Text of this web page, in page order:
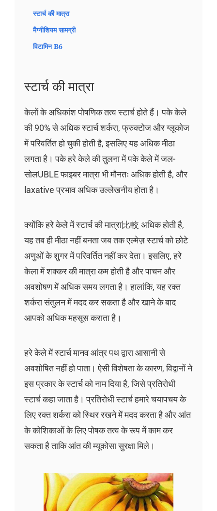
स्टार्च की मात्रा
मैग्नीशियम सामग्री
विटामिन B6
स्टार्च की मात्रा
केलों के अधिकांश पोषणिक तत्व स्टार्च होते हैं। पके केले
की 90% से अधिक स्टार्च शर्करा, फ्रुक्टोज और ग्लूकोज
में परिवर्तित हो चुकी होती है, इसलिए यह अधिक मीठा
लगता है। पके हरे केले की तुलना में पके केले में जल-
सोलUBLE फाइबर मात्रा भी मौनतः अधिक होती है, और
laxative प्रभाव अधिक उल्लेखनीय होता है।
क्योंकि हरे केले में स्टार्च की मात्रा比較 अधिक होती है,
यह तब ही मीठा नहीं बनता जब तक एल्मेज़ स्टार्च को छोटे
अणुओं के शुगर में परिवर्तित नहीं कर देता। इसलिए, हरे
केला में शक्कर की मात्रा कम होती है और पाचन और
अवशोषण में अधिक समय लगता है। हालांकि, यह रक्त
शर्करा संतुलन में मदद कर सकता है और खाने के बाद
आपको अधिक महसूस कराता है।
हरे केले में स्टार्च मानव आंत्र पथ द्वारा आसानी से
अवशोषित नहीं हो पाता। ऐसी विशेषता के कारण, विद्वानों ने
इस प्रकार के स्टार्च को नाम दिया है, जिसे प्रतिरोधी
स्टार्च कहा जाता है। प्रतिरोधी स्टार्च हमारे चयापचय के
लिए रक्त शर्करा को स्थिर रखने में मदद करता है और आंत
के कोशिकाओं के लिए पोषक तत्व के रूप में काम कर
सकता है ताकि आंत की म्यूकोसा सुरक्षा मिले।